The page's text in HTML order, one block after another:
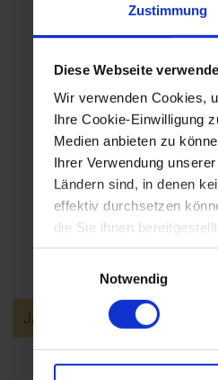
Zustimmung
Diese Webseite
Wir verwenden Cookies,
Ihre Cookie-Einwilligung
Medien anbieten zu
Ihrer Verwendung
Ländern sind, in denen
effektiv durchsetzen
die Sie ihnen
Notwendig
1747
1747
Januar 1747